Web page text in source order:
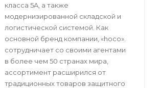
класса 5A, а также
модернизированной складской и
логистической системой. Как
основной бренд компании, «hoco».
сотрудничает со своими агентами
в более чем 50 странах мира,
ассортимент расширился от
традиционных товаров защитного